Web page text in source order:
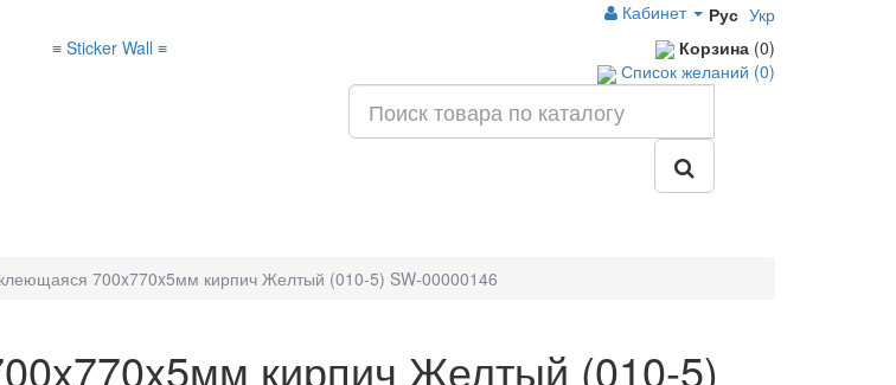
Рус Укр
Кабинет
Корзина (0)
Список желаний (0)
700x770x5мм кирпич Желтый (010-5) SW-00000146
кирпич Желтый (010-5)